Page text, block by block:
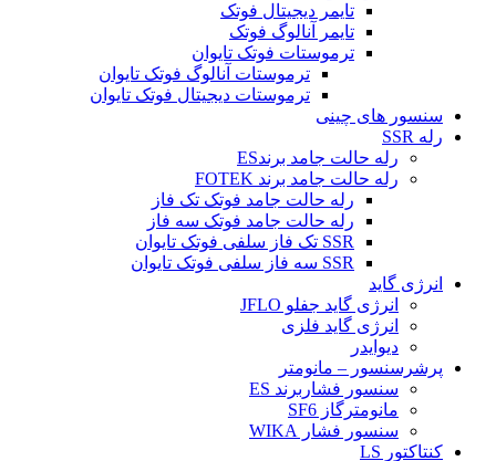
تایمر دیجیتال فوتک
تایمر آنالوگ فوتک
ترموستات فوتک تایوان
ترموستات آنالوگ فوتک تایوان
ترموستات دیجیتال فوتک تایوان
سنسور های چینی
رله SSR
رله حالت جامد برندES
رله حالت جامد برند FOTEK
رله حالت جامد فوتک تک فاز
رله حالت جامد فوتک سه فاز
SSR تک فاز سلفی فوتک تایوان
SSR سه فاز سلفی فوتک تایوان
انرژی گاید
انرژی گاید جفلو JFLO
انرژی گاید فلزی
دیوایدر
پرشرسنسور – مانومتر
سنسور فشاربرند ES
مانومترگاز SF6
سنسور فشار WIKA
کنتاکتور LS